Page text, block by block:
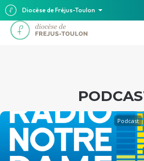
Diocèse de Fréjus-Toulon
Podcast